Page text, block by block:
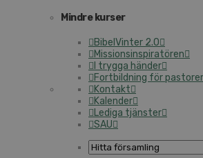
Mindre kurser
BibelVinter 2.0
Missionsinspiratören
I trygga händer
Fortbildning för
Kontakt
Kalender
Lediga tjänster
SAU